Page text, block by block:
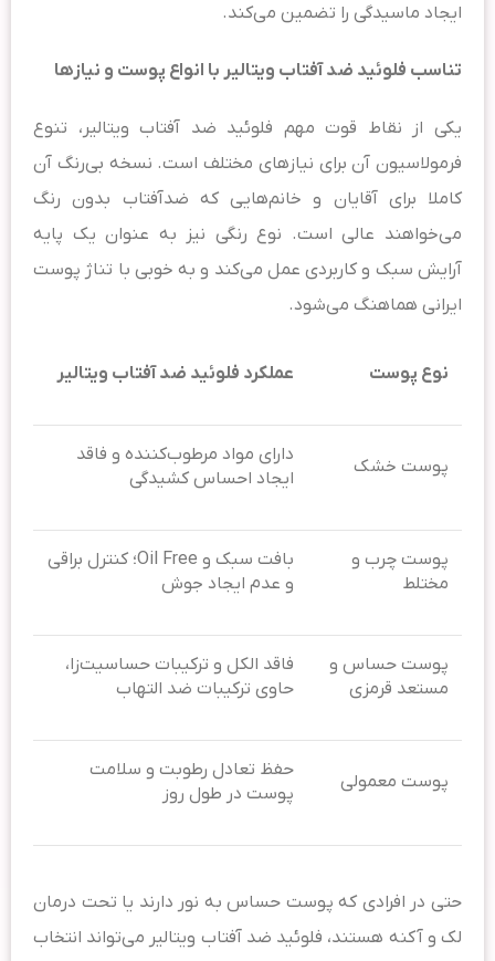
ایجاد ماسیدگی را تضمین می‌کند.
تناسب فلوئید ضد آفتاب ویتالیر با انواع پوست و نیازها
یکی از نقاط قوت مهم فلوئید ضد آفتاب ویتالیر، تنوع
فرمولاسیون آن برای نیازهای مختلف است. نسخه بی‌رنگ آن
کاملا برای آقایان و خانم‌هایی که ضدآفتاب بدون رنگ
می‌خواهند عالی است. نوع رنگی نیز به عنوان یک پایه
آرایش سبک و کاربردی عمل می‌کند و به خوبی با تناژ پوست
ایرانی هماهنگ می‌شود.
نوع پوست عملکرد فلوئید ضد آفتاب ویتالیر
پوست خشک
دارای مواد مرطوب‌کننده و فاقد
ایجاد احساس کشیدگی
پوست چرب و
مختلط
بافت سبک و Oil Free؛ کنترل براقی
و عدم ایجاد جوش
پوست حساس و
مستعد قرمزی
فاقد الکل و ترکیبات حساسیت‌زا،
حاوی ترکیبات ضد التهاب
پوست معمولی
حفظ تعادل رطوبت و سلامت
پوست در طول روز
حتی در افرادی که پوست حساس به نور دارند یا تحت درمان
لک و آکنه هستند، فلوئید ضد آفتاب ویتالیر می‌تواند انتخاب